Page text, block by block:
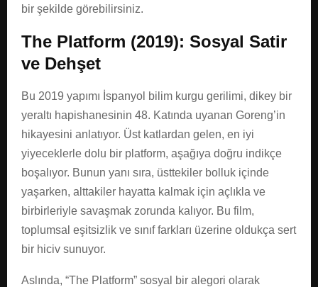
bir şekilde görebilirsiniz.
The Platform (2019): Sosyal Satir
ve Dehşet
Bu 2019 yapımı İspanyol bilim kurgu gerilimi, dikey bir
yeraltı hapishanesinin 48. Katında uyanan Goreng’in
hikayesini anlatıyor. Üst katlardan gelen, en iyi
yiyeceklerle dolu bir platform, aşağıya doğru indikçe
boşalıyor. Bunun yanı sıra, üsttekiler bolluk içinde
yaşarken, alttakiler hayatta kalmak için açlıkla ve
birbirleriyle savaşmak zorunda kalıyor. Bu film,
toplumsal eşitsizlik ve sınıf farkları üzerine oldukça sert
bir hiciv sunuyor.
Aslında, “The Platform” sosyal bir alegori olarak